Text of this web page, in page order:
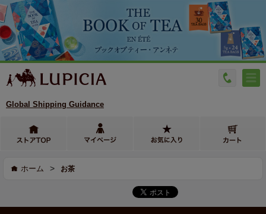
Global Shipping Guidance
ホーム > お茶